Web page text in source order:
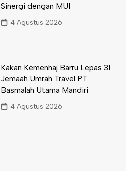
Sinergi dengan MUI
4 Agustus 2026
Kakan Kemenhaj Barru Lepas 31
Jemaah Umrah Travel PT
Basmalah Utama Mandiri
4 Agustus 2026